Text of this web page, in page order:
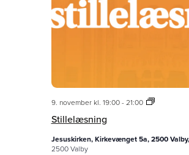
Stillelæsning
9. november kl. 19:00-21:00
Jesuskirken, Kirkevænget 5a, 2500 Valby,
2500 Valby